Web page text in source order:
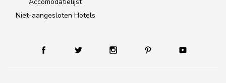
Niet-aangesloten Hotels